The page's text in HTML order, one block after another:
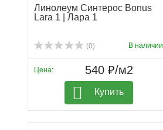
Линолеум Синтерос Bonus
Lara 1 | Лара 1
(0) В наличии
Цена: 540 ₽/м2
Купить